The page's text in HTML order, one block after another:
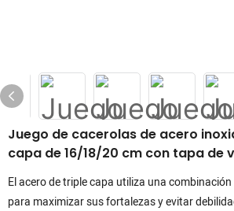
Juego de cacerolas de acero
capa de 16/18/20 cm con tapa de
El acero de triple capa utiliza una
para maximizar sus fortalezas y evitar